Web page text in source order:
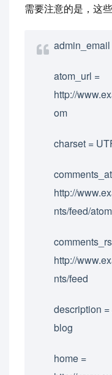
需要注意的是，这
atom_url =
http://
om
charset =
http://
nts/feed/atom
http://
nts/feed
description
blog
home =